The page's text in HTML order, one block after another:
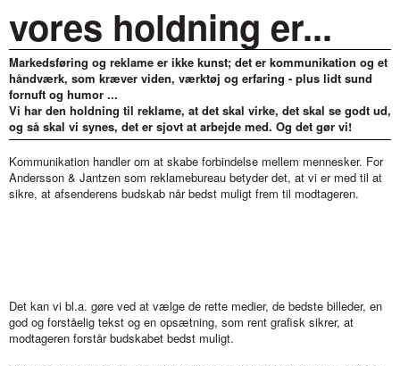
vores holdning er...
Markedsføring og reklame er ikke kunst; det er kommunikation og et
håndværk, som kræver viden, værktøj og erfaring - plus lidt sund
fornuft og humor ...
Vi har den holdning til reklame, at det skal virke, det skal se godt ud,
og så skal vi synes, det er sjovt at arbejde med. Og det gør vi!
Kommunikation handler om at skabe forbindelse mellem mennesker. For
Andersson & Jantzen som reklamebureau betyder det, at vi er med til at
sikre, at afsenderens budskab når bedst muligt frem til modtageren.
Det kan vi bl.a. gøre ved at vælge de rette medier, de bedste billeder, en
god og forståelig tekst og en opsætning, som rent grafisk sikrer, at
modtageren forstår budskabet bedst muligt.